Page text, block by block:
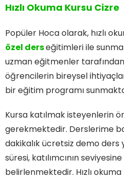
Hızlı Okuma Kursu Cizre
Popüler Hoca olarak, hızlı
özel derseğitimleri ile
uzman eğitmenler
öğrencilerin bireysel
bir eğitim programı
Kursa katılmak isteyenlerin
gerekmektedir. Derslerime
dakikalık ücretsiz demo ders
süresi, katılımcının
belirlenmektedir. Hızlı